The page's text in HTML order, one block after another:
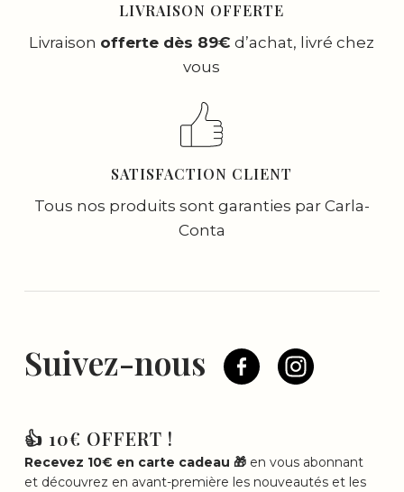
LIVRAISON OFFERTE
Livraison offerte dès 89€ d’achat, livré chez
vous
SATISFACTION CLIENT
Tous nos produits sont garanties par Carla-
Conta
Suivez-nous
👍 10€ OFFERT !
Recevez 10€ en carte cadeau 🎁en vous abonnant
et découvrez en avant-première les nouveautés et les